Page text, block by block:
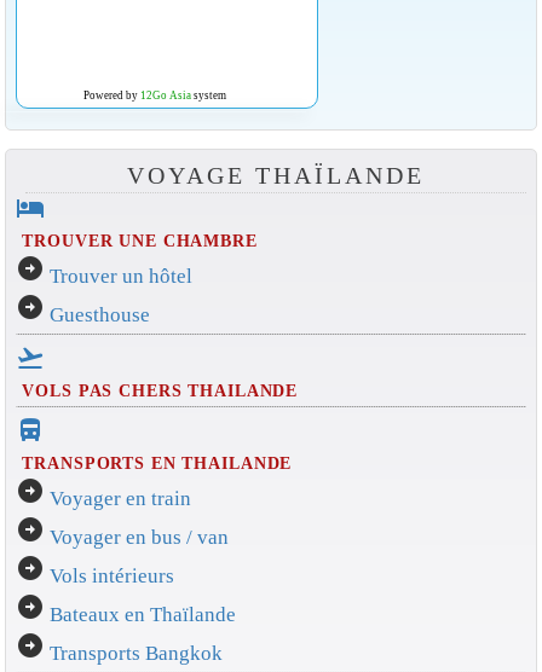
Powered by 12Go Asiasystem
VOYAGE THAÏLANDE
hotel
TROUVER UNE CHAMBRE
arrow_circle_right Trouver un hôtel
arrow_circle_right Guesthouse
flight_takeoff
VOLS PAS CHERS THAILANDE
directions_bus_filled
TRANSPORTS EN THAILANDE
arrow_circle_right Voyager en train
arrow_circle_right Voyager en bus / van
arrow_circle_right Vols intérieurs
arrow_circle_right Bateaux en Thaïlande
arrow_circle_right Transports Bangkok